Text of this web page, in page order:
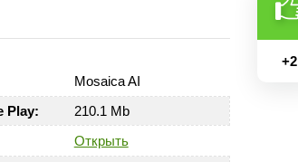
Mosaica AI
Play:
210.1 Mb
Открыть
+2